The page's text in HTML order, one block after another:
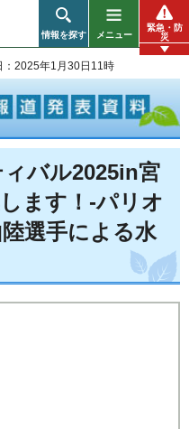
情報を探す メニュー
緊急・防
災
：2025年1月30日11時
ィバル2025in宮
ます！-パリオ
選手による水